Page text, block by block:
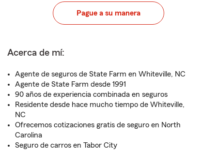
Pague a su manera
Acerca de mí:
Agente de seguros de State Farm en Whiteville, NC
Agente de State Farm desde 1991
90 años de experiencia combinada en seguros
Residente desde hace mucho tiempo de Whiteville,
NC
Ofrecemos cotizaciones gratis de seguro en North
Carolina
Seguro de carros en Tabor City